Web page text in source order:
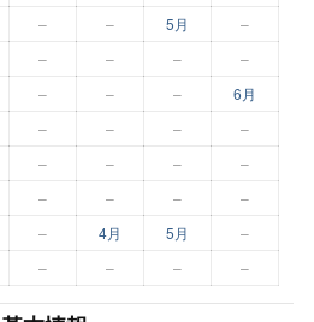
– – 5月
–
– – – –
– – –
6月
– – – –
– – –
–
– – – –
– 4月 5月
–
– – – –